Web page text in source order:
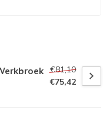
€81,10
€75,42